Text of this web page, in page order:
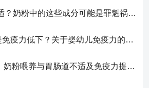
宝宝胃肠道不适？奶粉中的这些成分可能是罪魁祸首！
宝宝总生病就是免疫力低下？关于婴幼儿免疫力的真相，家长必须了解！
宝宝喂养难题：奶粉喂养与胃肠道不适及免疫力提升的奥秘